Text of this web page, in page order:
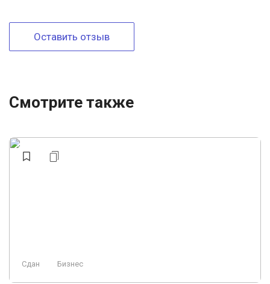
Оставить отзыв
Смотрите также
Сдан Бизнес